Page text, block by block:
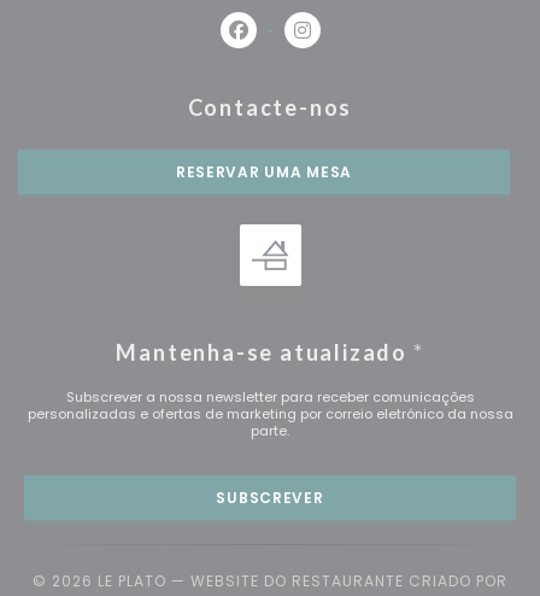
Facebook ((abre numa nova
Instagram ((abre numa
Contacte-nos
RESERVAR UMA MESA
Mantenha-se atualizado *
Subscrever a nossa newsletter para receber comunicações
personalizadas e ofertas de marketing por correio eletrónico da nossa
parte.
SUBSCREVER
© 2026 LE PLATO — WEBSITE DO RESTAURANTE CRIADO POR